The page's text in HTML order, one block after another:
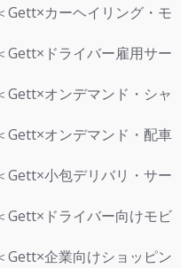
Gett×カーヘイリング・モ
Gett×ドライバー雇用サー
Gett×オンデマンド・シャ
Gett×オンデマンド・配車
Gett×小包デリバリ・サー
Gett×ドライバー向けモビ
Gett×企業向けショッピン